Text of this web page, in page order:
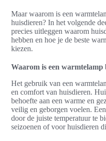
Maar waarom is een
huisdieren? In het volgende
precies uitleggen waarom
hebben en hoe je de beste
kiezen.
Waarom is een
Het gebruik van een
en comfort van huisdieren.
behoefte aan een warme en
veilig en geborgen voelen.
door de juiste temperatuur te
seizoenen of voor huisdieren